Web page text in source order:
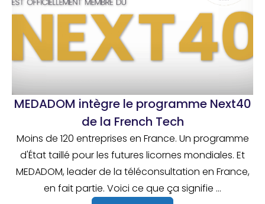
MEDADOM intègre le programme Next40
de la French Tech
Moins de 120 entreprises en France. Un programme
d'État taillé pour les futures licornes mondiales. Et
MEDADOM, leader de la téléconsultation en France,
en fait partie. Voici ce que ça signifie ...